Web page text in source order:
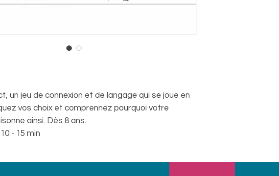
un jeu de connexion et de langage qui se joue en
vos choix et comprennez pourquoi votre
ainsi. Dès 8 ans.
- 15 min